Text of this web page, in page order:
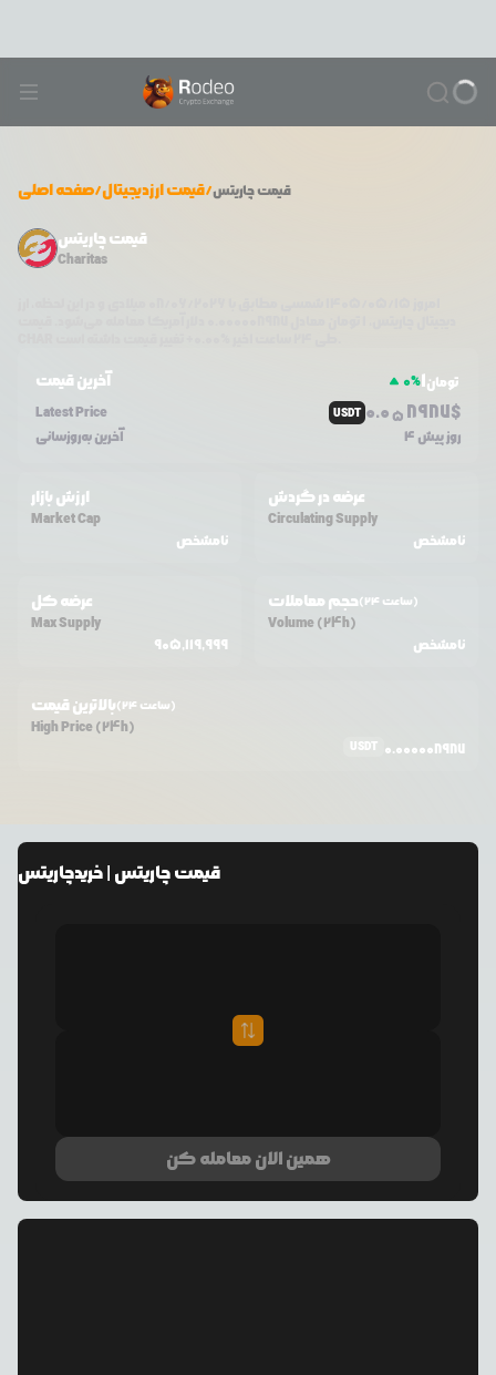
صفحه اصلی/قیمت ارزدیجیتال/ قیمتچاریتس
قیمت چاریتس
Charitas
آخرین قیمت 0%1تومان
Latest Price
USDT 0.0 5 8987$
آخرین به‌روزسانی 4 روز پیش
ارزش بازار
Market Cap
نامشخص
عرضه در گردش
Circulating Supply
نامشخص
عرضه کل
Max Supply
905,119,999
حجم معاملات (24 ساعت)
Volume (24h)
نامشخص
بالاترین قیمت (24 ساعت)
High Price (24h)
USDT 0.000008987
قیمتچاریتس | خریدچاریتس
همین الان معامله کن